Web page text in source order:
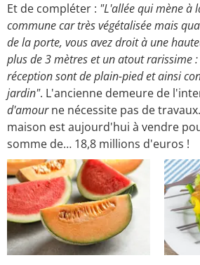
Et de compléter : "L'allée qui mène à
commune car très végétalisée mais
de la porte, vous avez droit à une
plus de 3 mètres et un atout rarissime
réception sont de plain-pied et ainsi
jardin". L'ancienne demeure de
d'amourne nécessite pas de
maison est aujourd'hui à vendre
somme de… 18,8 millions d'euros !